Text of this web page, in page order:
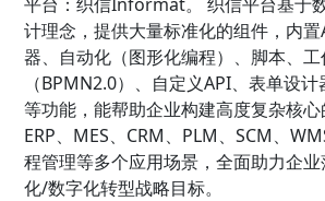
计理念，提供大量标准化的组件，内
器、自动化（图形化编程）、脚本、
（BPMN2.0）、自定义API、表单设
等功能，能帮助企业构建高度复杂核
ERP、MES、CRM、PLM、SCM、
程管理等多个应用场景，全面助力企
化/数字化转型战略目标。